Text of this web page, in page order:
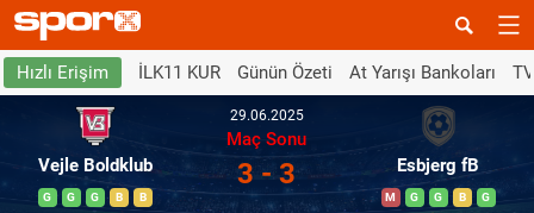
Hızlı Erişim İLK11 KUR Günün Özeti At Yarışı Bankoları
Vejle Boldklub
G G G B B
29.06.2025
Maç Sonu
3 - 3 Esbjerg fB
M G G B G